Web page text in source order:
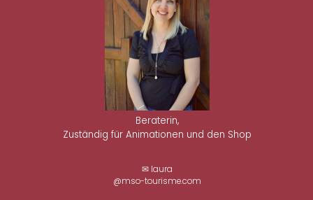
Beraterin,
Zuständig für Animationen und den Shop
✉ laura
@mso-tourisme.com